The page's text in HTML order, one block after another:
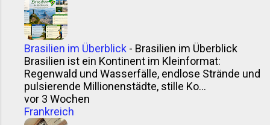
Brasilien im Überblick - Brasilien im Überblick
Brasilien ist ein Kontinent im Kleinformat:
Regenwald und Wasserfälle, endlose Strände und
pulsierende Millionenstädte, stille Ko...
vor 3 Wochen
Frankreich